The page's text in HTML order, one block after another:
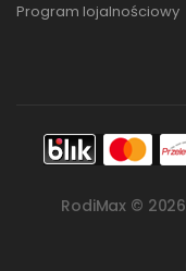
Program lojalnościowy
RodiMax © 2026